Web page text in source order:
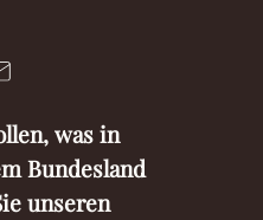
was in
Bundesland
unseren